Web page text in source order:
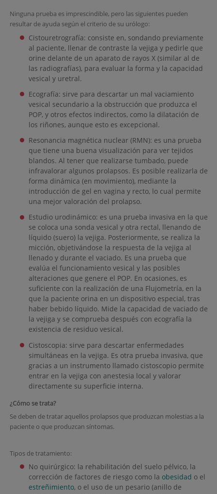
Ninguna prueba es imprescindible, pero las siguientes pueden
resultar de ayuda según el criterio de su urólogo:
Cistouretrografía: consiste en, sondando previamente
al paciente, llenar de contraste la vejiga y pedirle que
orine delante de un aparato de rayos X (similar al de
las radiografías), para evaluar la forma y la capacidad
vesical y uretral.
Ecografía: sirve para descartar un mal vaciamiento
vesical secundario a la obstrucción que produzca el
POP, y otros efectos indirectos, como la dilatación de
los riñones, aunque esto es excepcional.
Resonancia magnética nuclear (RMN): es una prueba
que tiene una buena visualización para ver tejidos
blandos. Al tener que realizarse tumbado, puede
infravalorar algunos prolapsos. Es posible realizarla de
forma dinámica (en movimiento), mediante la
introducción de gel en vagina y recto, lo cual permite
una mejor valoración del prolapso.
Estudio urodinámico: es una prueba invasiva en la que
se coloca una sonda vesical y otra rectal, llenando de
líquido (suero) la vejiga. Posteriormente, se realiza la
micción, objetivándose la respuesta de la vejiga al
llenado y durante el vaciado. Es una prueba que
evalúa el funcionamiento vesical y las posibles
alteraciones que genere el POP. En ocasiones, es
suficiente con la realización de una Flujometría, en la
que la paciente orina en un dispositivo especial, tras
haber bebido líquido. Mide la capacidad de vaciado de
la vejiga y se comprueba después con ecografía la
existencia de residuo vesical.
Cistoscopia: sirve para descartar enfermedades
simultáneas en la vejiga. Es otra prueba invasiva, que
gracias a un instrumento llamado cistoscopio permite
entrar en la vejiga con anestesia local y valorar
directamente su superficie interna.
¿Cómo se trata?
Se deben de tratar aquellos prolapsos que produzcan molestias a la
paciente o que produzcan síntomas.
Tipos de tratamiento:
No quirúrgico: la rehabilitación del suelo pélvico, la
corrección de factores de riesgo como la obesidad o el
estreñimiento, o el uso de un pesario (anillo de